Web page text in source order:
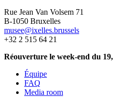
Rue Jean Van Volsem 71
B-1050 Bruxelles
musee@ixelles.brussels
+32 2 515 64 21
Réouverture le week-end du 19,
Équipe
FAQ
Media room